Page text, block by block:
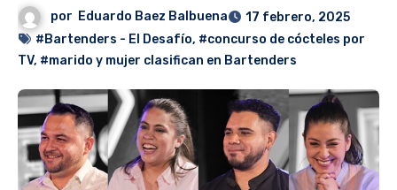
por Eduardo Baez Balbuena
17 febrero, 2025
#Bartenders - El Desafío, #concurso de cócteles por
TV, #marido y mujer clasifican en Bartenders